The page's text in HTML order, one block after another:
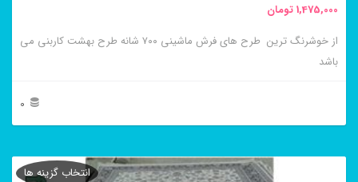
1,475,000تومان
از خوشرنگ ترین طرح های فرش ماشینی ۷۰۰ شانه طرح بهشت کاربنی می
باشد
0
محصول
انتخاب گزینه ها